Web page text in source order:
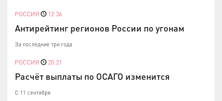
РОССИЯ 12:36
Антирейтинг регионов России по угонам
За последние три года
РОССИЯ 20:21
Расчёт выплаты по ОСАГО изменится
С 11 сентября